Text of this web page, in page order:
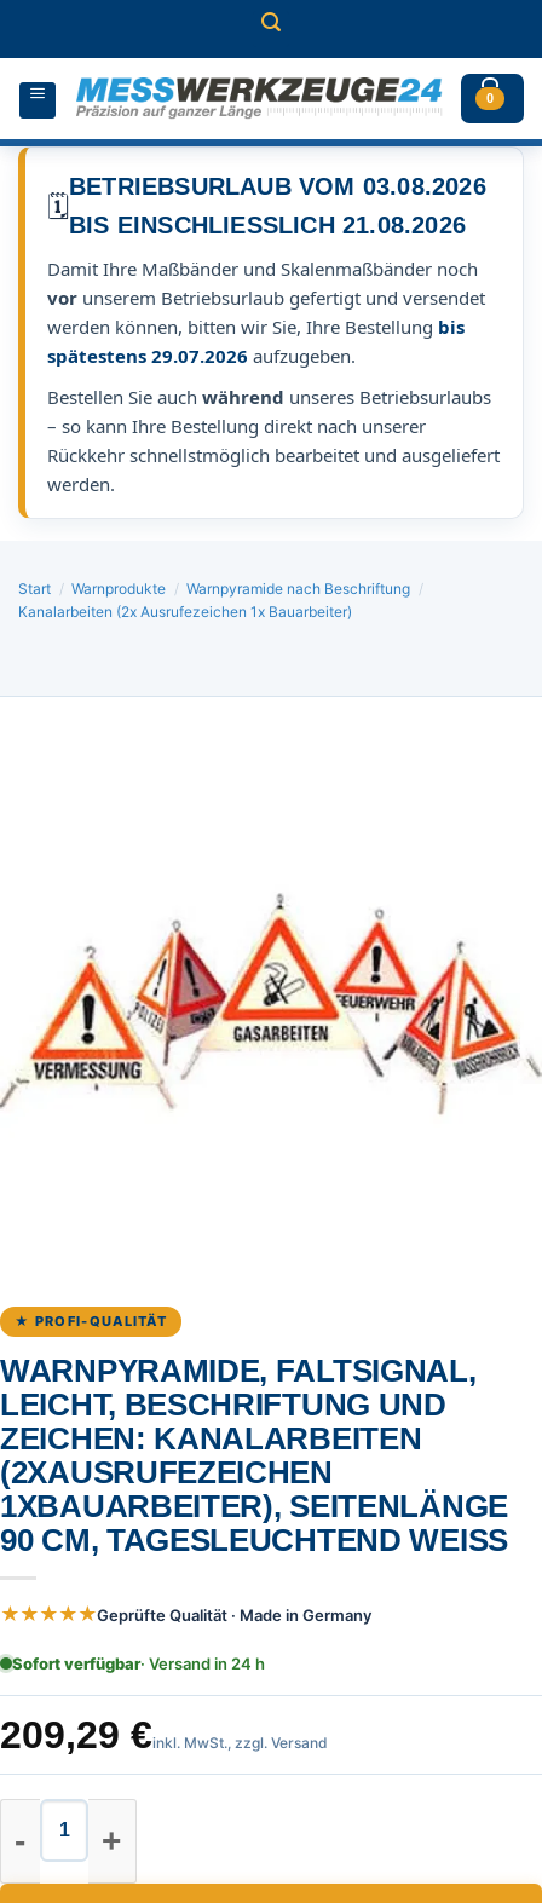
0
🗓️
BETRIEBSURLAUB VOM 03.08.2026
BIS EINSCHLIESSLICH 21.08.2026
Damit Ihre Maßbänder und Skalenmaßbänder noch
vor unserem Betriebsurlaub gefertigt und versendet
werden können, bitten wir Sie, Ihre Bestellung bis
spätestens 29.07.2026 aufzugeben.
Bestellen Sie auch während unseres Betriebsurlaubs
– so kann Ihre Bestellung direkt nach unserer
Rückkehr schnellstmöglich bearbeitet und ausgeliefert
werden.
Start / Warnprodukte / Warnpyramide nach Beschriftung /
Kanalarbeiten (2x Ausrufezeichen 1x Bauarbeiter)
★ PROFI-QUALITÄT
WARNPYRAMIDE, FALTSIGNAL,
LEICHT, BESCHRIFTUNG UND
ZEICHEN: KANALARBEITEN
(2XAUSRUFEZEICHEN
1XBAUARBEITER), SEITENLÄNGE
90 CM, TAGESLEUCHTEND WEISS
★★★★★Geprüfte Qualität · Made in Germany
Sofort verfügbar· Versand in 24 h
209,29 €inkl. MwSt., zzgl. Versand
Warnpyramide, Faltsignal, leicht,